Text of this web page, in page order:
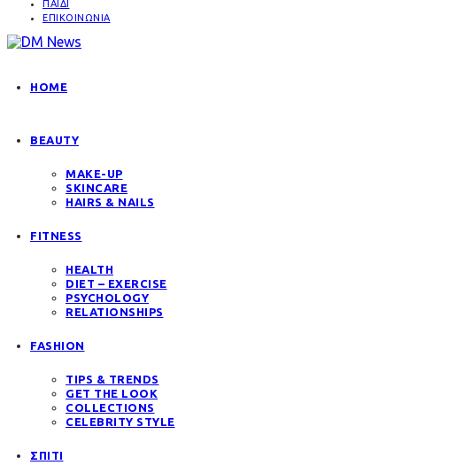
ΠΑΙΔΙ
ΕΠΙΚΟΙΝΩΝΙΑ
HOME
BEAUTY
MAKE-UP
SKINCARE
HAIRS & NAILS
FITNESS
HEALTH
DIET – EXERCISE
PSYCHOLOGY
RELATIONSHIPS
FASHION
TIPS & TRENDS
GET THE LOOK
COLLECTIONS
CELEBRITY STYLE
ΣΠΙΤΙ